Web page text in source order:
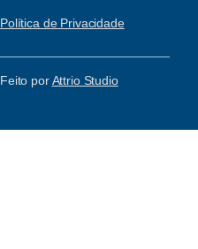
Política de Privacidade
Feito porAttrio Studio